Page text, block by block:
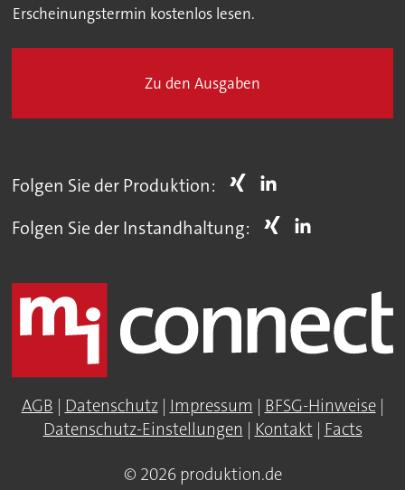
Erscheinungstermin kostenlos lesen.
Zu den Ausgaben
Folgen Sie der Produktion:
Folgen Sie der Instandhaltung:
AGB | Datenschutz| Impressum | BFSG-Hinweise|
Datenschutz-Einstellungen | Kontakt| Facts
© 2026 produktion.de